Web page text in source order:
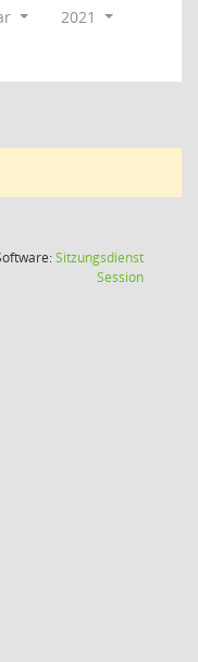
2021
Sitzungsdienst
Session(Wird in